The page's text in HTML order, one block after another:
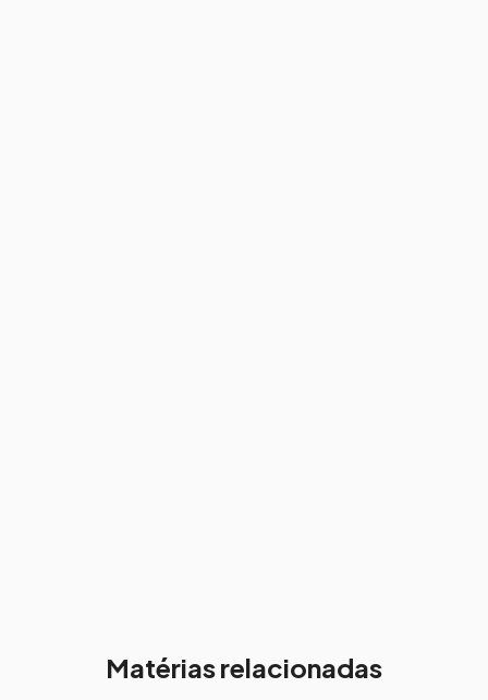
Matérias relacionadas